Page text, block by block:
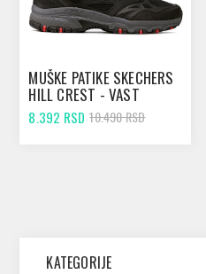
MUŠKE PATIKE SKECHERS
HILL CREST - VAST
ADVENTURE BLACK
8.392 RSD 10.490 RSD
KATEGORIJE